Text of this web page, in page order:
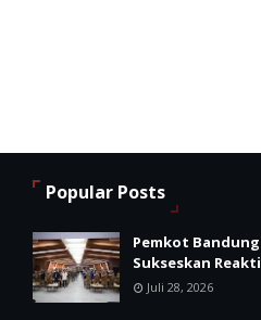
Popular Posts
Pemkot
Sukseskan
Juli 28, 2026